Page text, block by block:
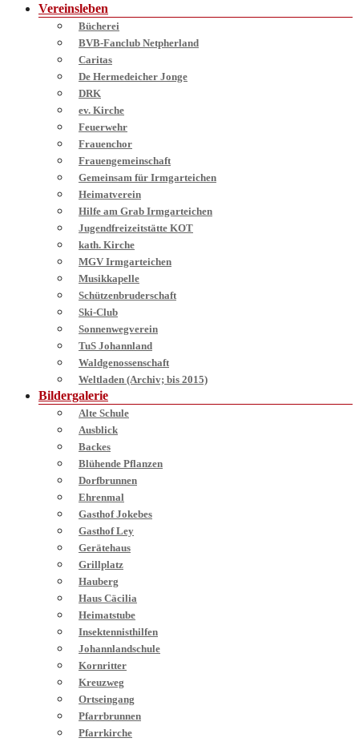
Vereinsleben
Bücherei
BVB-Fanclub Netpherland
Caritas
De Hermedeicher Jonge
DRK
ev. Kirche
Feuerwehr
Frauenchor
Frauengemeinschaft
Gemeinsam für Irmgarteichen
Heimatverein
Hilfe am Grab Irmgarteichen
Jugendfreizeitstätte KOT
kath. Kirche
MGV Irmgarteichen
Musikkapelle
Schützenbruderschaft
Ski-Club
Sonnenwegverein
TuS Johannland
Waldgenossenschaft
Weltladen (Archiv; bis 2015)
Bildergalerie
Alte Schule
Ausblick
Backes
Blühende Pflanzen
Dorfbrunnen
Ehrenmal
Gasthof Jokebes
Gasthof Ley
Gerätehaus
Grillplatz
Hauberg
Haus Cäcilia
Heimatstube
Insektennisthilfen
Johannlandschule
Kornritter
Kreuzweg
Ortseingang
Pfarrbrunnen
Pfarrkirche